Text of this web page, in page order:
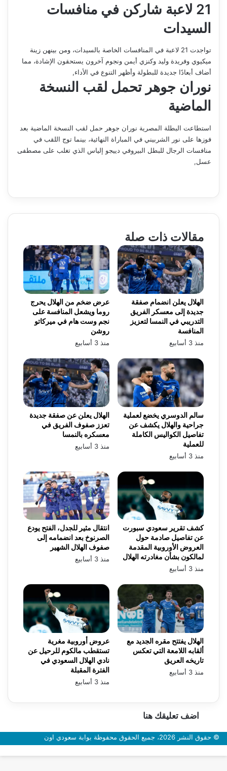
21 لاعبة شاركن في منافسات
السيدات
تواجدت 21 لاعبة في المنافسات الخاصة بالسيدات، ومن بينهن زينة
ميكيوي وفريدة وليد وكنزي أيمن ونجوم آخرون يستحقون الإشادة، مما
أضاف أبعادًا جديدة للبطولة وأظهر التنوع في الأداء,
نوران جوهر تحمل لقب النسخة
الماضية
استطاعت البطلة المصرية نوران جوهر حمل لقب النسخة الماضية بعد
فوزها على نور الشربيني في المباراة النهائية، بينما توج اللقب في
منافسات الرجال للبطل البيروفي دييجو إلياس الذي تغلب على مصطفى
عسل,
مقالات ذات صلة
عرض ضخم من الهلال يحرج
روما ويشعل المنافسة على
نجم وست هام في ميركاتو
روشن
منذ 3 أسابيع
الهلال يعلن انضمام صفقة
جديدة إلى معسكر الفريق
التدريبي في النمسا لتعزيز
المنافسة
منذ 3 أسابيع
الهلال يعلن عن صفقة جديدة
تعزز صفوف الفريق في
معسكره بالنمسا
منذ 3 أسابيع
سالم الدوسري يخضع لعملية
جراحية والهلال يكشف عن
تفاصيل الكواليس الكاملة
للعملية
منذ 3 أسابيع
انتقال مثير للجدل، الفتح يودع
الصرنوخ بعد انضمامه إلى
صفوف الهلال الشهير
منذ 3 أسابيع
كشف تقرير سعودي سبورت
عن تفاصيل صادمة حول
العروض الأوروبية المقدمة
لمالكون بشأن مغادرته الهلال
منذ 3 أسابيع
عروض أوروبية مغرية
تستقطب مالكوم للرحيل عن
نادي الهلال السعودي في
الفترة المقبلة
منذ 3 أسابيع
الهلال يفتتح مقره الجديد مع
ألقابه اللامعة التي تعكس
تاريخه العريق
منذ 3 أسابيع
اضف تعليقك هنا
© حقوق النشر 2026، جميع الحقوق محفوظة بوابة سعودي اون